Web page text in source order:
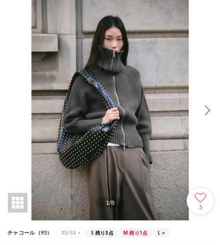
1/8
3
チャコール（95） XS/SS × S 残り3点 M 残り1点 L ○